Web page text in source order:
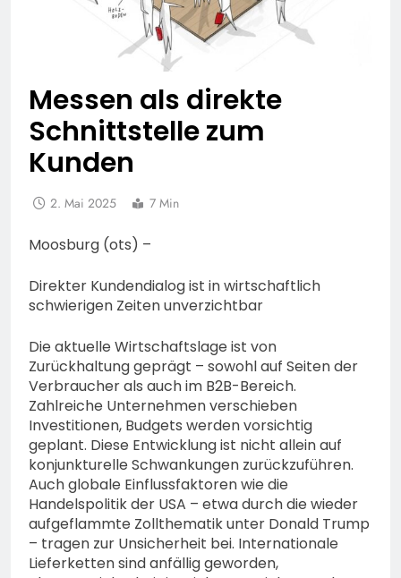
Messen als direkte
Schnittstelle zum
Kunden
2. Mai 2025 7 Min
Moosburg (ots) –
Direkter Kundendialog ist in wirtschaftlich
schwierigen Zeiten unverzichtbar
Die aktuelle Wirtschaftslage ist von
Zurückhaltung geprägt – sowohl auf Seiten der
Verbraucher als auch im B2B-Bereich.
Zahlreiche Unternehmen verschieben
Investitionen, Budgets werden vorsichtig
geplant. Diese Entwicklung ist nicht allein auf
konjunkturelle Schwankungen zurückzuführen.
Auch globale Einflussfaktoren wie die
Handelspolitik der USA – etwa durch die wieder
aufgeflammte Zollthematik unter Donald Trump
– tragen zur Unsicherheit bei. Internationale
Lieferketten sind anfällig geworden,